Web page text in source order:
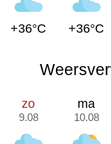
+36°C +36°C
zo
9.08
ma
10.08